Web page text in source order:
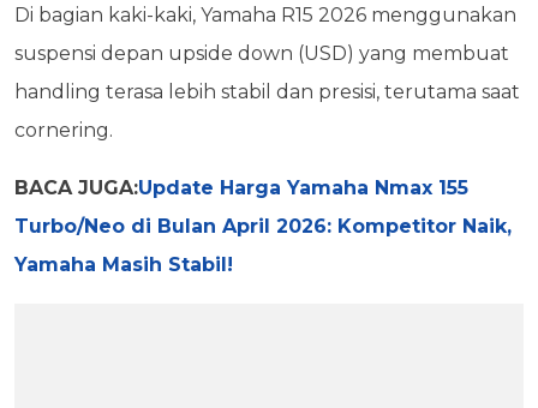
Di bagian kaki-kaki, Yamaha R15 2026 menggunakan
suspensi depan upside down (USD) yang membuat
handling terasa lebih stabil dan presisi, terutama saat
cornering.
BACA JUGA:Update Harga Yamaha Nmax 155
Turbo/Neo di Bulan April 2026: Kompetitor Naik,
Yamaha Masih Stabil!